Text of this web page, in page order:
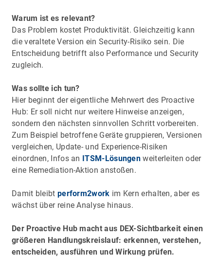
Warum ist es relevant?
Das Problem kostet Produktivität. Gleichzeitig kann
die veraltete Version ein Security-Risiko sein. Die
Entscheidung betrifft also Performance und Security
zugleich.
Was sollte ich tun?
Hier beginnt der eigentliche Mehrwert des Proactive
Hub: Er soll nicht nur weitere Hinweise anzeigen,
sondern den nächsten sinnvollen Schritt vorbereiten.
Zum Beispiel betroffene Geräte gruppieren, Versionen
vergleichen, Update- und Experience-Risiken
einordnen, Infos an ITSM-Lösungen weiterleiten oder
eine Remediation-Aktion anstoßen.
Damit bleibt perform2work im Kern erhalten, aber es
wächst über reine Analyse hinaus.
Der Proactive Hub macht aus DEX-Sichtbarkeit einen
größeren Handlungskreislauf: erkennen, verstehen,
entscheiden, ausführen und Wirkung prüfen.